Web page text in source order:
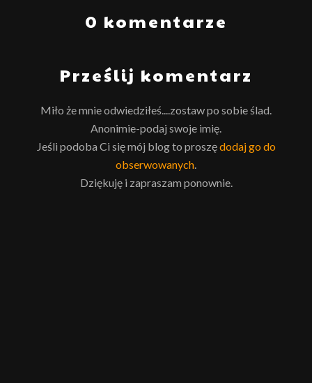
0 komentarze
Prześlij komentarz
Miło że mnie odwiedziłeś....zostaw po sobie ślad.
Anonimie-podaj swoje imię.
Jeśli podoba Ci się mój blog to proszędodaj go do
obserwowanych
Dziękuję i zapraszam ponownie.